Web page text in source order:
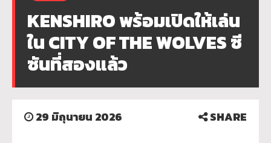
KENSHIRO พร้อมเปิดให้เล่น
ใน CITY OF THE WOLVES ซี
ซันที่สองแล้ว
29 มิถุนายน 2026 SHARE